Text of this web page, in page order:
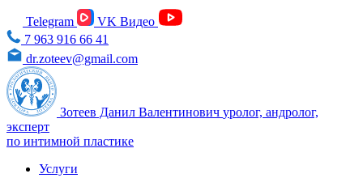
Telegram
VK Видео
7 963 916 66 41
dr.zoteev@gmail.com
Зотеев Данил Валентинович уролог, андролог,
эксперт
по интимной пластике
Услуги